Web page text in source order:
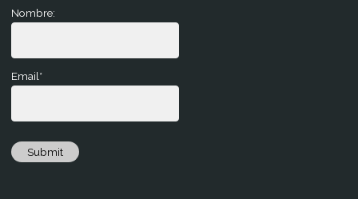
Nombre:
Email*
Submit